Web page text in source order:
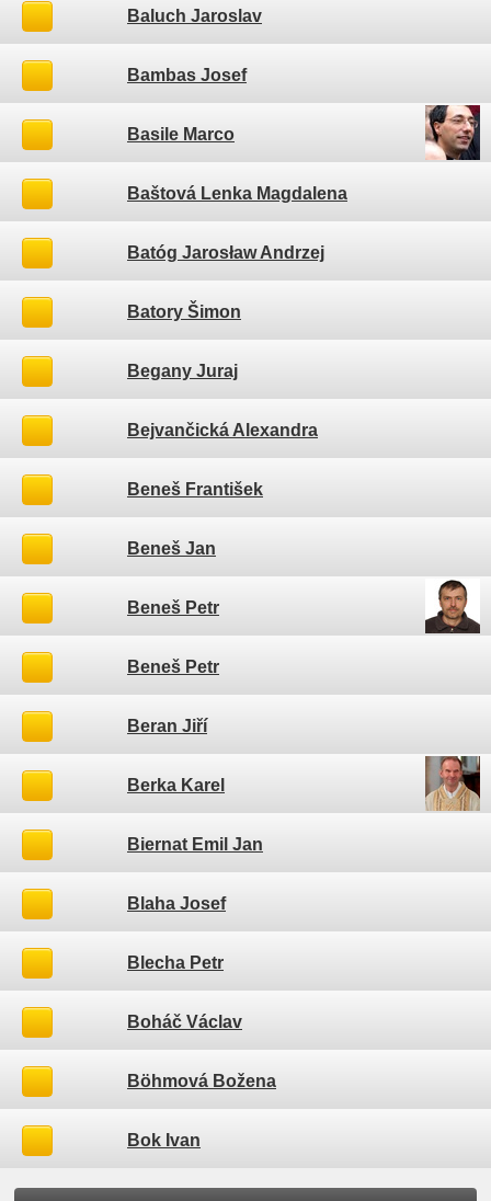
Baluch Jaroslav
Bambas Josef
Basile Marco
Baštová Lenka Magdalena
Batóg Jarosław Andrzej
Batory Šimon
Begany Juraj
Bejvančická Alexandra
Beneš František
Beneš Jan
Beneš Petr
Beneš Petr
Beran Jiří
Berka Karel
Biernat Emil Jan
Blaha Josef
Blecha Petr
Boháč Václav
Böhmová Božena
Bok Ivan